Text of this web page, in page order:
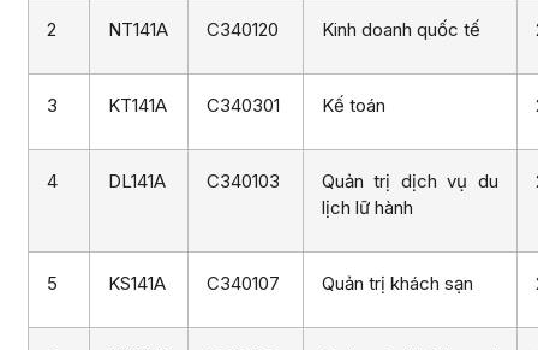
2 NT141A C340120 Kinh doanh quốc tế
3 KT141A C340301 Kế toán
4 DL141A C340103
Quản trị dịch vụ du
lịch lữ hành
5 KS141A C340107 Quản trị khách sạn